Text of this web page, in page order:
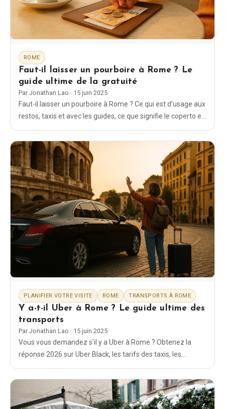
ROME
Faut-il laisser un pourboire à Rome ? Le
guide ultime de la gratuité
Par Jonathan Lao · 15 juin 2025
Faut-il laisser un pourboire à Rome ? Ce qui est d’usage aux
restos, taxis et avec les guides, ce que signifie le coperto et
PLANIFIER VOTRE VISITE ROME TRANSPORTS À ROME
Y a-t-il Uber à Rome ? Le guide ultime des
transports
Par Jonathan Lao · 15 juin 2025
Vous vous demandez s'il y a Uber à Rome ? Obtenez la
réponse 2026 sur Uber Black, les tarifs des taxis, les
déplacer dans la capitale italienne.